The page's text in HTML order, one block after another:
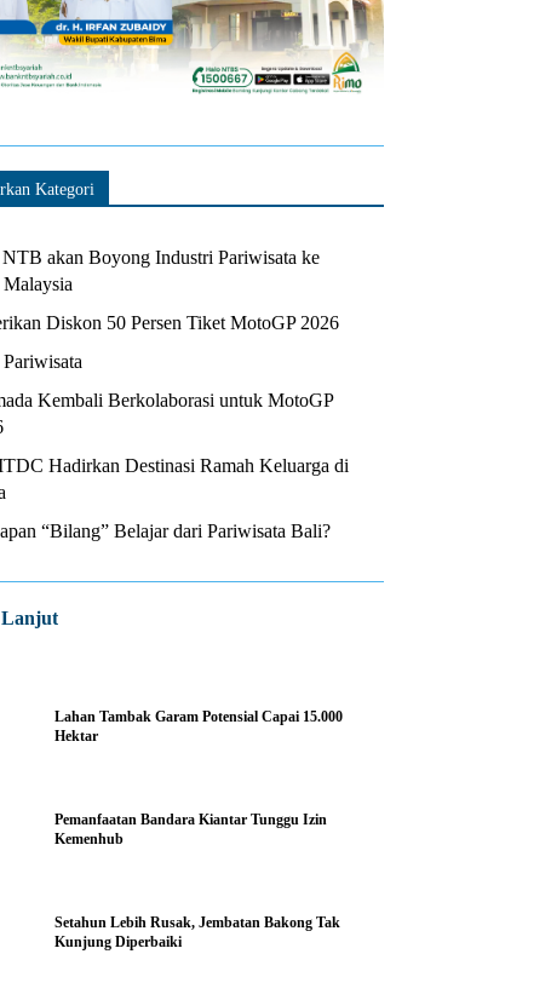
Kategori
akan Boyong Industri Pariwisata ke
Diskon 50 Persen Tiket MotoGP 2026
Kembali Berkolaborasi untuk MotoGP
Hadirkan Destinasi Ramah Keluarga di
“Bilang” Belajar dari Pariwisata Bali?
Lanjut
Lahan Tambak Garam Potensial Capai 15.000
Hektar
Pemanfaatan Bandara Kiantar Tunggu Izin
Kemenhub
Setahun Lebih Rusak, Jembatan Bakong Tak
Kunjung Diperbaiki